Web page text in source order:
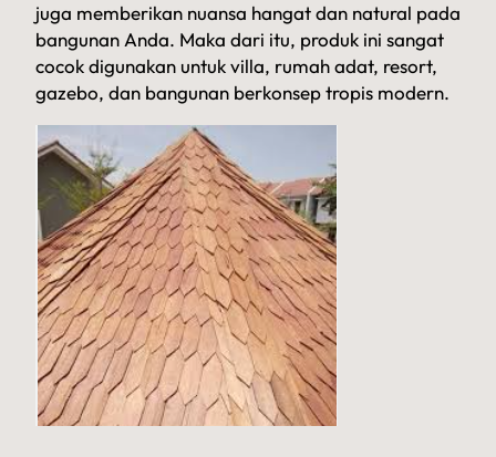
juga memberikan nuansa hangat dan natural pada
bangunan Anda. Maka dari itu, produk ini sangat
cocok digunakan untuk villa, rumah adat, resort,
gazebo, dan bangunan berkonsep tropis modern.